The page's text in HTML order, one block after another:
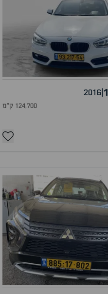
1
2016
124,700 ק"מ